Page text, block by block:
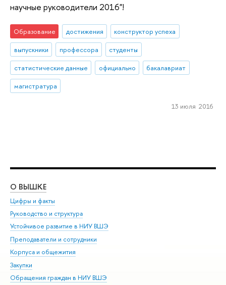
научные руководители 2016"!
Образование достижения
конструктор успеха
выпускники
профессора
студенты
статистические данные
официально
бакалавриат
магистратура
13 июля 2016
О ВЫШКЕ
Цифры и факты
Руководство и структура
Устойчивое развитие в НИУ ВШЭ
Преподаватели и сотрудники
Корпуса и общежития
Закупки
Обращения граждан в НИУ ВШЭ